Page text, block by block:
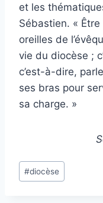
et les
Sébastien. «
oreilles de
vie du diocèse ;
c’est-à-dire,
ses bras pour
sa charge. »
Étiquettes
de
#diocèse